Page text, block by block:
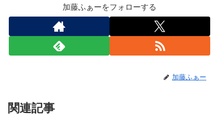
加藤ふぁーをフォローする
加藤ふぁー
関連記事